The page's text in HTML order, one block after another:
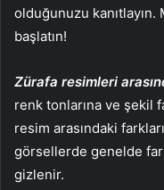
olduğunuzu
başlatın!
Zürafa resimleri
renk tonlarına ve şekil
resim arasındaki
görsellerde genelde
gizlenir.